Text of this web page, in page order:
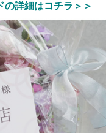
の詳細はコチラ＞＞